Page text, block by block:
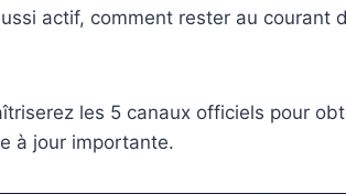
actif, comment rester au courant
les 5 canaux officiels pour
à jour importante.